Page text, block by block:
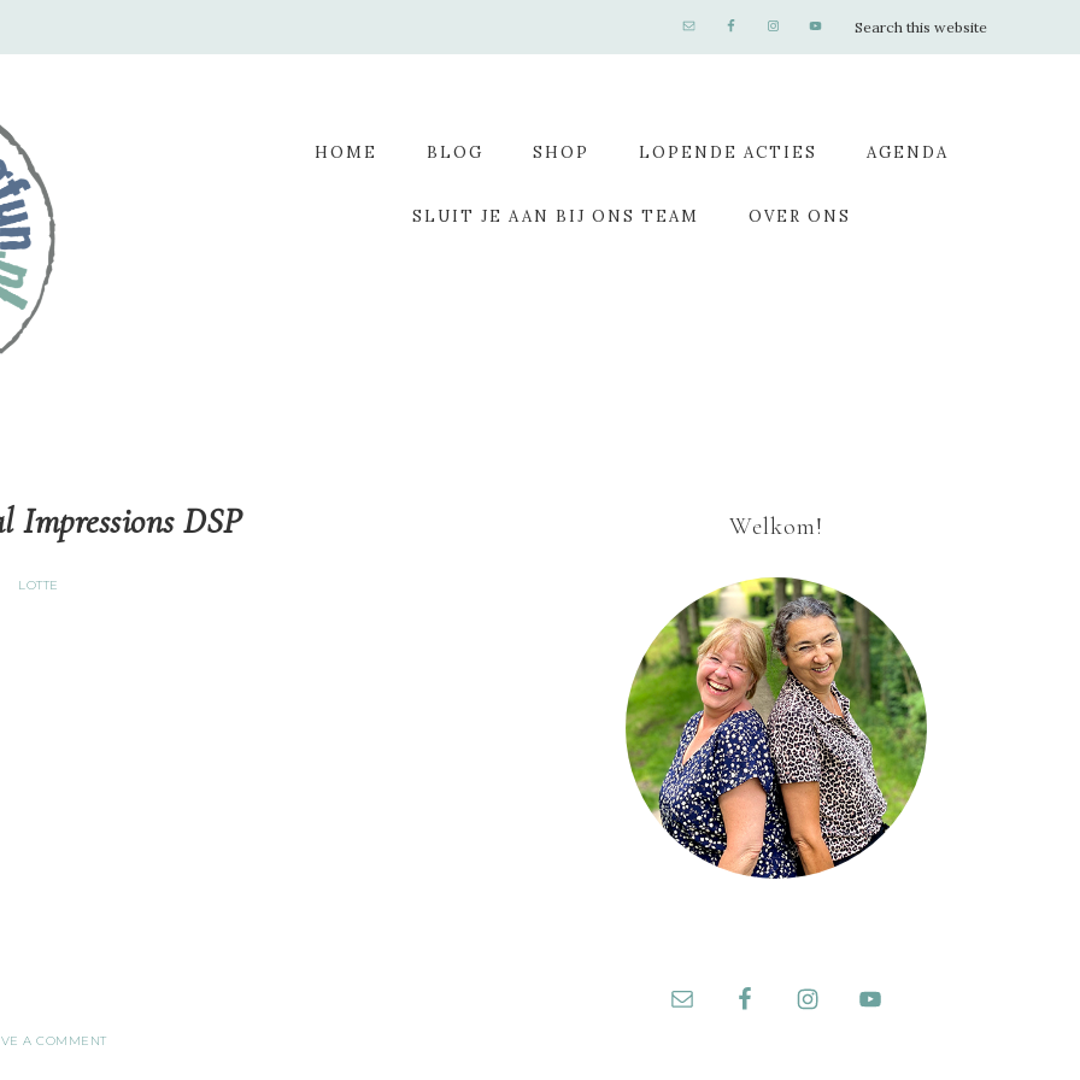
HOME BLOG SHOP LOPENDE ACTIES AGENDA
SLUIT JE AAN BIJ ONS TEAM OVER ONS
Impressions DSP
LOTTE
A COMMENT
Welkom!